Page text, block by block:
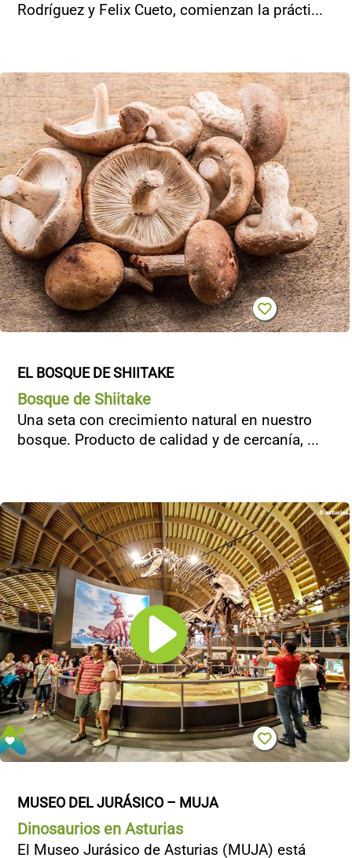
Rodríguez y Felix Cueto, comienzan la prácti...
EL BOSQUE DE SHIITAKE
Bosque de Shiitake
Una seta con crecimiento natural en nuestro
bosque. Producto de calidad y de cercanía, ...
MUSEO DEL JURÁSICO – MUJA
Dinosaurios en Asturias
El Museo Jurásico de Asturias (MUJA) está